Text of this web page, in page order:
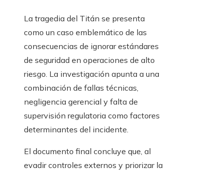
La tragedia del Titán se presenta
como un caso emblemático de las
consecuencias de ignorar estándares
de seguridad en operaciones de alto
riesgo. La investigación apunta a una
combinación de fallas técnicas,
negligencia gerencial y falta de
supervisión regulatoria como factores
determinantes del incidente.
El documento final concluye que, al
evadir controles externos y priorizar la